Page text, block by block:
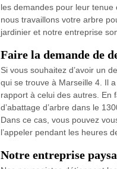
les demandes pour leur tenue
nous travaillons votre arbre
jardinier et notre entreprise
Faire la demande de
Si vous souhaitez d’avoir un
qui se trouve à Marseille 4. Il
rapport à celui des autres. En
d’abattage d’arbre dans le
Dans ce cas, vous pouvez
l’appeler pendant les heures
Notre entreprise